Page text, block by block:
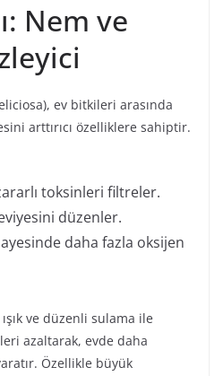
Nem ve
ev bitkileri arasında
arttırıcı özelliklere sahiptir.
toksinleri filtreler.
düzenler.
daha fazla oksijen
ve düzenli sulama ile
azaltarak, evde daha
Özellikle büyük